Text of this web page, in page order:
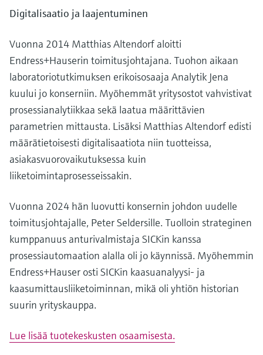
Digitalisaatio ja laajentuminen
Vuonna 2014 Matthias Altendorf aloitti
Endress+Hauserin toimitusjohtajana. Tuohon aikaan
laboratoriotutkimuksen erikoisosaaja Analytik Jena
kuului jo konserniin. Myöhemmät yritysostot vahvistivat
prosessianalytiikkaa sekä laatua määrittävien
parametrien mittausta. Lisäksi Matthias Altendorf edisti
määrätietoisesti digitalisaatiota niin tuotteissa,
asiakasvuorovaikutuksessa kuin
liiketoimintaprosesseissakin.
Vuonna 2024 hän luovutti konsernin johdon uudelle
toimitusjohtajalle, Peter Seldersille. Tuolloin strateginen
kumppanuus anturivalmistaja SICKin kanssa
prosessiautomaation alalla oli jo käynnissä. Myöhemmin
Endress+Hauser osti SICKin kaasuanalyysi- ja
kaasumittausliiketoiminnan, mikä oli yhtiön historian
suurin yrityskauppa.
Lue lisää tuotekeskusten osaamisesta.